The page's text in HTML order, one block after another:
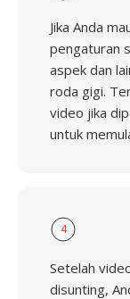
Jika Anda
pengaturan
aspek dan
roda gigi.
video jika
untuk
4
Setelah
disunting,